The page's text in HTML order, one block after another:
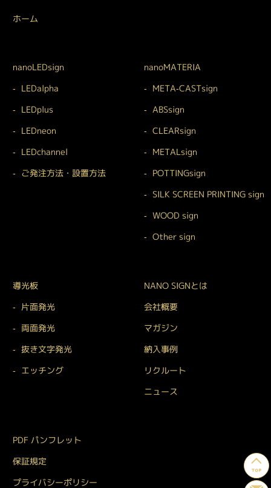
ホーム
nanoLEDsign
LEDalpha
LEDplus
LEDneon
LEDchannel
ご発注方法・設置方法
nanoMATERIA
META-CASTsign
ABSsign
CLEARsign
METALsign
POTTINGsign
SILK SCREEN PRINTING sign
WOOD sign
Other sign
導光板
片面発光
両面発光
抜き文字発光
エッチング
NANO SIGNとは
会社概要
マガジン
納入事例
リクルート
ニュース
PDF パンフレット
保証規定
プライバシーポリシー